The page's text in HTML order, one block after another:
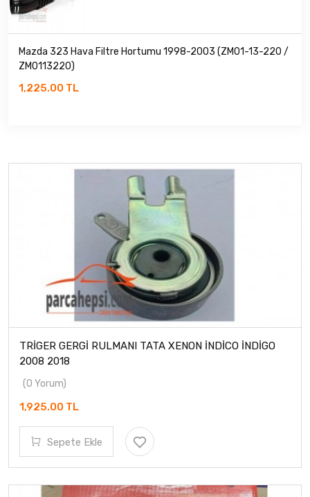
Mazda 323 Hava Filtre Hortumu 1998-2003 (ZM01-13-220 /
ZM0113220)
1,225.00 TL
TRİGER GERGİ RULMANI TATA XENON İNDİCO İNDİGO
2008 2018
(0 Yorum)
1,925.00 TL
Sepete Ekle